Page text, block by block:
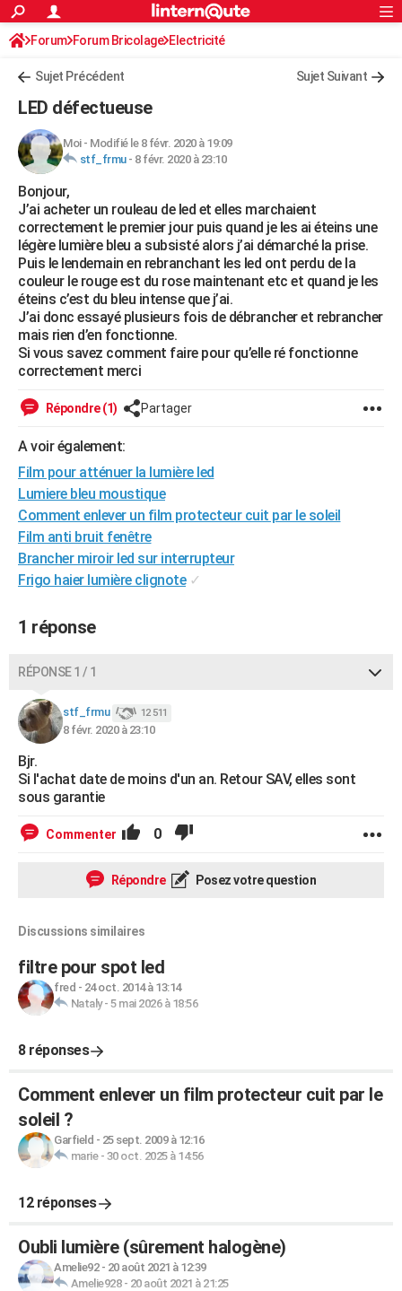
ACTUALITÉS
Politique
Société
Faits Divers
Education
Monde
Villes
+
FINANCE
Retraite
Impôts
Epargne
Immobilier
Risques naturels par ville
Banque
Assurance
Crédit
AUTO
Essais
Réserver un essai
Citadines
Berlines
SUV
Forum auto
+HIGH-TECH
Mobiles
Meilleur smartphone
Internet
Ordinateurs
Jeux vidéo
Guide high-tech
+BRICOLAGE
Forum
Aménagement intérieur
Extérieur
Cuisine
Salle de bains
Jardinage
Rangement
WEEK-END
Guides de France
Escapades
Patrimoine
Expositions
Musées
Week-end nature
LIFESTYLE
Art de vivre
Bien-être
Loisirs
ModeModes de vie
SANTE
Destinations
City break
Voyage nature
Voyage de noces
Forum
Climat
BONS PLANS
CARTE DE VOEUX
Carte de Noël
Carte Bonne année
Carte Saint-Valentin
Carte Pâques
Carte d'anniversaire
DICTIONNAIRE
COPAINS D'AVANT
S'inscrire
Se connecter
Lycées
Collèges
Primaires
Universités
Entreprises
Service militaire
Avis de recherche
AVIS DE DÉCÈS
FORUM
Bricolage
Lifestyle
Culture
Sport
Auto
Television
Voyage
Cinema
S'inscrire
Connexion
Forum Forum Bricolage Electricité
Sujet Précédent Sujet Suivant
LED défectueuse
Moi- Modifié le 8 févr. 2020 à 19:09
stf_frmu- 8 févr. 2020 à 23:10
Bonjour,
J’ai acheter un rouleau de led et elles marchaient
correctement le premier jour puis quand je les ai éteins une
légère lumière bleu a subsisté alors j’ai démarché la prise.
Puis le lendemain en rebranchant les led ont perdu de la
couleur le rouge est du rose maintenant etc et quand je les
éteins c’est du bleu intense que j’ai.
J’ai donc essayé plusieurs fois de débrancher et rebrancher
mais rien d’en fonctionne.
Si vous savez comment faire pour qu’elle ré fonctionne
correctement merci
Répondre (1) Partager
A voir également:
Film pour atténuer la lumière led
Lumiere bleu moustique
Comment enlever un film protecteur cuit par le soleil
Film anti bruit fenêtre
Brancher miroir led sur interrupteur
Frigo haier lumière clignote ✓
1 réponse
RÉPONSE 1 / 1
stf_frmu 12 511
8 févr. 2020 à 23:10
Bjr.
Si l'achat date de moins d'un an. Retour SAV, elles sont
sous garantie
Commenter 0
Répondre Posez votre question
Discussions similaires
filtre pour spot led
fred - 24 oct. 2014 à 13:14
Nataly- 5 mai 2026 à 18:56
8 réponses
Comment enlever un film protecteur cuit par le
soleil ?
Garfield - 25 sept. 2009 à 12:16
marie- 30 oct. 2025 à 14:56
12 réponses
Oubli lumière (sûrement halogène)
Amelie92- 20 août 2021 à 12:39
Amelie928- 20 août 2021 à 21:25